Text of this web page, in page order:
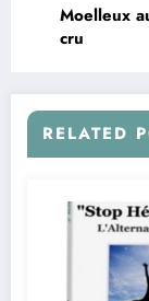
Moelleux
cru
RELATED